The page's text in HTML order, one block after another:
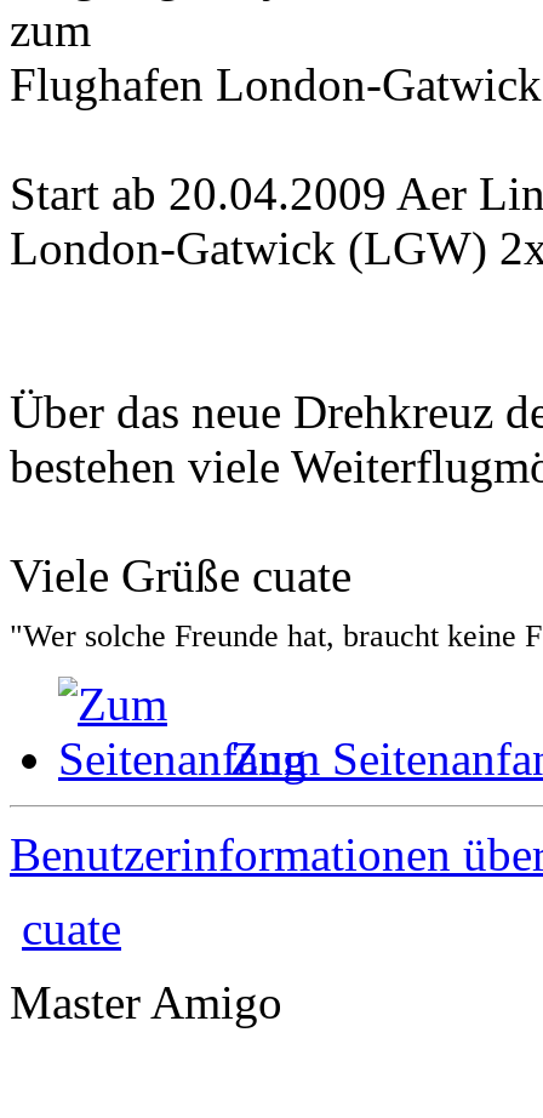
zum
Flughafen London-
Start ab 20.04.2009 Aer
London-Gatwick (LGW)
Über das neue Drehkreuz
bestehen viele
Viele Grüße cuate
"Wer solche Freunde hat, braucht keine
Zum
Benutzerinformationen
cuate
Master Amigo